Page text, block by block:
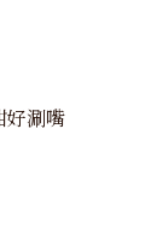
好涮嘴